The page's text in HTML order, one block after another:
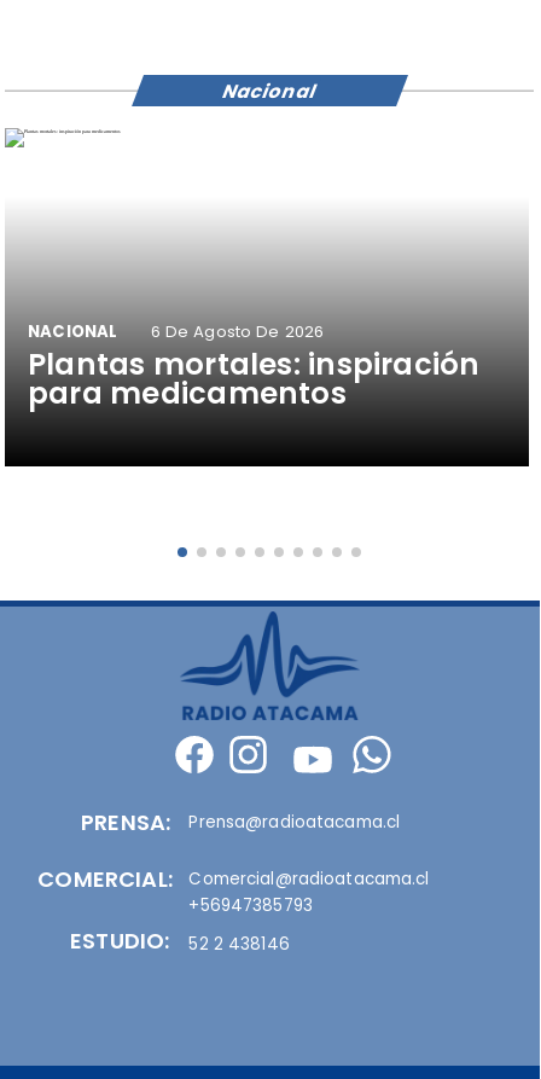
Plantas mortales: inspiración
para medicamentos
NACIONAL 6 De Agosto De 2026
Nacional
PRENSA:
COMERCIAL:
Prensa@radioatacama.cl
Comercial@radioatacama.cl
+56947385793
ESTUDIO: 52 2 438146